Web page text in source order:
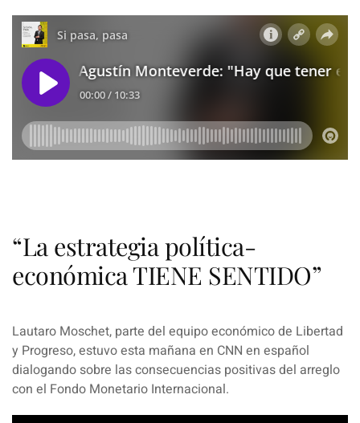
“La estrategia política-
económica TIENE SENTIDO”
Lautaro Moschet, parte del equipo económico de Libertad
y Progreso, estuvo esta mañana en CNN en español
dialogando sobre las consecuencias positivas del arreglo
con el Fondo Monetario Internacional.